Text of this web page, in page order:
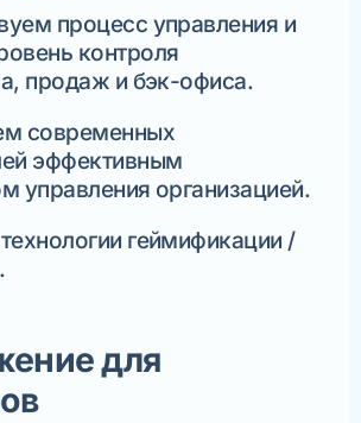
процесс управления и
контроля
продаж и бэк-офиса.
современных
эффективным
управления организацией.
геймификации /
для